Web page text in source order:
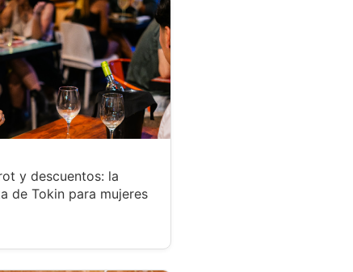
y descuentos: la
de Tokin para mujeres